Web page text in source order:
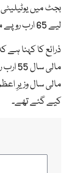
بجٹ میں یوٹیلیٹی
لیے 65 ارب روپے مختص کیے گئے ہیں۔
ذرائع کا کہنا ہے
کیے گئے تھے۔